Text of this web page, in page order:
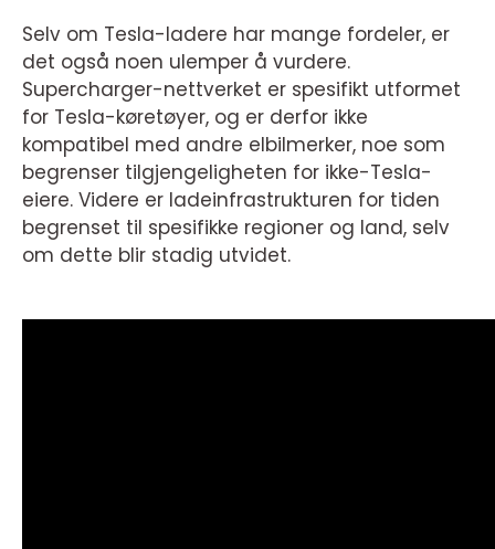
Selv om Tesla-ladere har mange fordeler, er
det også noen ulemper å vurdere.
Supercharger-nettverket er spesifikt utformet
for Tesla-køretøyer, og er derfor ikke
kompatibel med andre elbilmerker, noe som
begrenser tilgjengeligheten for ikke-Tesla-
eiere. Videre er ladeinfrastrukturen for tiden
begrenset til spesifikke regioner og land, selv
om dette blir stadig utvidet.